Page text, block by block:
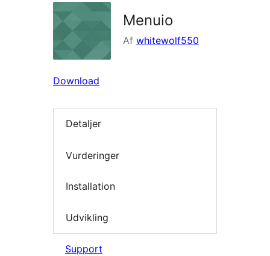
Menuio
Af whitewolf550
Download
Detaljer
Vurderinger
Installation
Udvikling
Support